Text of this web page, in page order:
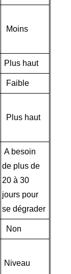
Moins
Plus haut
Faible
Plus haut
A besoin
de plus de
20 à 30
jours pour
se dégrader
Non
Niveau